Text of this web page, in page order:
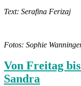
Text: Serafina Ferizaj
Fotos: Sophie
Von Freitag
Sandra